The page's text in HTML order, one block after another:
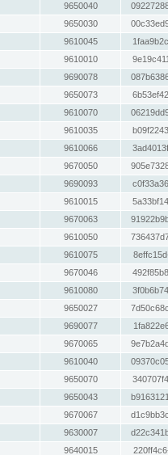
9650040
9650030
9610045
9610010
9690078
9650073
9610070
9610035
9610066
9670050
9690093
9610015
9670063
9610050
9610075
9670046
9610080
9650027
9690077
9670065
9610040
9650070
9650043
9670067
9630007
9640015